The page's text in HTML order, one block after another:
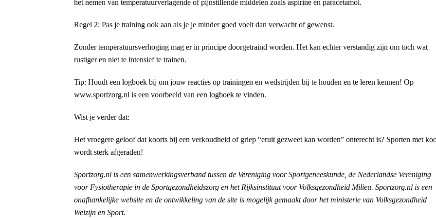
het nemen van temperatuurverlagende of pijnstillende middelen zoals aspirine en paracetamol.
Regel 2: Pas je training ook aan als je je minder goed voelt dan verwacht of gewenst.
Zonder temperatuursverhoging mag er in principe doorgetraind worden. Het kan echter verstandig zijn om toch wat
rustiger en niet te intensief te trainen.
Tip: Houdt een logboek bij om jouw reacties op trainingen en wedstrijden bij te houden en te leren kennen! Op
www.sportzorg.nl is een voorbeeld van een logboek te vinden.
Wist je verder dat:
Het vroegere geloof dat koorts bij een verkoudheid of griep “eruit gezweet kan worden” onterecht is? Sporten met
wordt sterk afgeraden!
Sportzorg.nl is een samenwerkingsverband tussen de Vereniging voor Sportgeneeskunde, de Nederlandse Vereniging
voor Fysiotherapie in de Sportgezondheidszorg en het Rijksinstituut voor Volksgezondheid Milieu. Sportzorg.nl is een
onafhankelijke website en de ontwikkeling van de site is mogelijk gemaakt door het ministerie van Volksgezondheid
Welzijn en Sport.